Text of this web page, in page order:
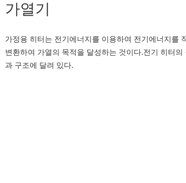
가열기
가정용 히터는 전기에너지를 이용하여 전기에너지를
변환하여 가열의 목적을 달성하는 것이다.전기 히터의
과 구조에 달려 있다.